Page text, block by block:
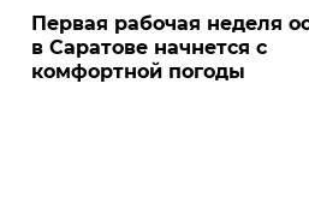
Первая рабочая неделя
в Саратове начнется с
комфортной погоды